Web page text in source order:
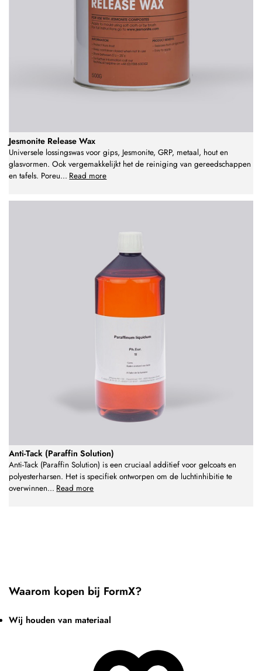
Jesmonite Release Wax
Universele lossingswas voor gips, Jesmonite, GRP, metaal, hout en
glasvormen. Ook vergemakkelijkt het de reiniging van gereedschappen
en tafels. Poreu... Read more
Anti-Tack (Paraffin Solution)
Anti-Tack (Paraffin Solution) is een cruciaal additief voor gelcoats en
polyesterharsen. Het is specifiek ontworpen om de luchtinhibitie te
overwinnen... Read more
Waarom kopen bij FormX?
Wij houden van materiaal